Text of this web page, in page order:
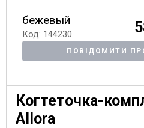
бежевый
Код: 144230
ПОВІДОМИТИ
Когтеточка-
Allora